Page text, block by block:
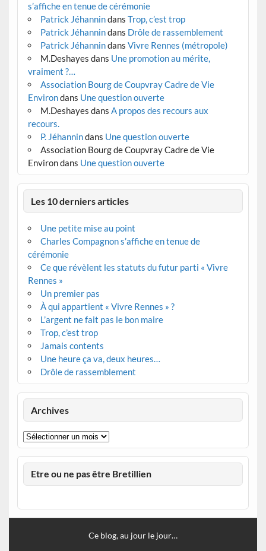
s’affiche en tenue de cérémonie
Patrick Jéhannindans Trop, c’est trop
Patrick Jéhannindans Drôle de rassemblement
Patrick Jéhannindans Vivre Rennes (métropole)
M.Deshayes dans Une promotion au mérite,
vraiment ?…
Association Bourg de Coupvray Cadre de Vie
Environdans Une question ouverte
M.Deshayes dans A propos des recours aux
recours.
P. Jéhannindans Une question ouverte
Association Bourg de Coupvray Cadre de Vie
Environdans Une question ouverte
Les 10 derniers articles
Une petite mise au point
Charles Compagnon s’affiche en tenue de
cérémonie
Ce que révèlent les statuts du futur parti « Vivre
Rennes »
Un premier pas
À qui appartient « Vivre Rennes » ?
L’argent ne fait pas le bon maire
Trop, c’est trop
Jamais contents
Une heure ça va, deux heures…
Drôle de rassemblement
Archives
Archives
Etre ou ne pas être Bretillien
Ce blog, au jour le jour…